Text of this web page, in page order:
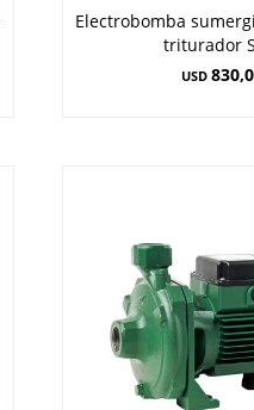
Electrobomba
triturador
USD